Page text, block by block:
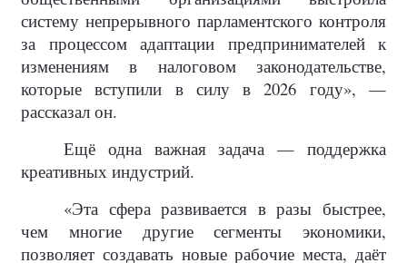
систему непрерывного парламентского контроля
за процессом адаптации предпринимателей к
изменениям в налоговом законодательстве,
которые вступили в силу в 2026 году», —
рассказал он.
Ещё одна важная задача — поддержка
креативных индустрий.
«Эта сфера развивается в разы быстрее,
чем многие другие сегменты экономики,
позволяет создавать новые рабочие места, даёт